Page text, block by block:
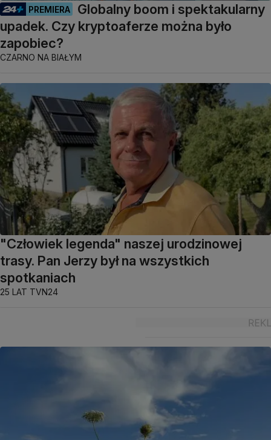
PREMIERA
Globalny boom i spektakularny
upadek. Czy kryptoaferze można było
zapobiec?
CZARNO NA BIAŁYM
"Człowiek legenda" naszej urodzinowej
trasy. Pan Jerzy był na wszystkich
spotkaniach
25 LAT TVN24